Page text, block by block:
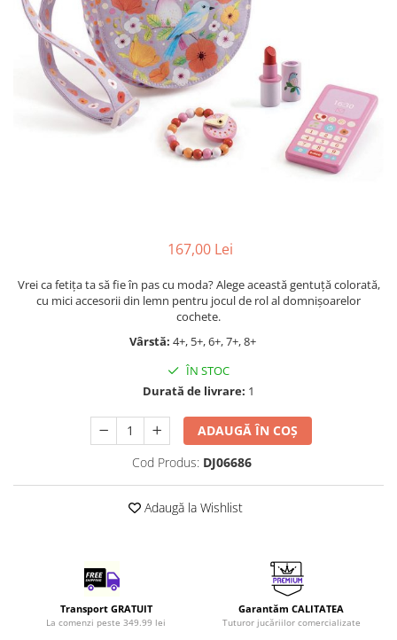
Jocuri cu dinozauri
Jucării de pluș
Jocuri educative pentru
școală/grădiniță
Agende
Cărţi de colorat, activități, apa
Accesorii diverse
LEGO Friends
LEGO Ninjago
LEGO Minecraft
LEGO DREAMZzz
LEGO Star Wars
LEGO Jurassic World
LEGO Animal Crossing
LEGO Creator Expert
167,00 Lei
Vrei ca fetița ta să fie în pas cu moda? Alege această gentuță colorată,
cu mici accesorii din lemn pentru jocul de rol al domnișoarelor
cochete.
Vârstă: 4+, 5+, 6+, 7+, 8+
ÎN STOC
Durată de livrare: 1
ADAUGĂ ÎN COȘ
Cod Produs: DJ06686
Adaugă la Wishlist
Transport GRATUIT
La comenzi peste 349.99 lei
Garantăm CALITATEA
Tuturor jucăriilor comercializate